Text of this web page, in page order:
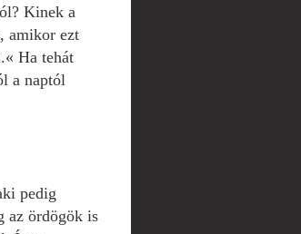
Kinek a
amikor ezt
Ha tehát
a naptól
pedig
az ördögök is